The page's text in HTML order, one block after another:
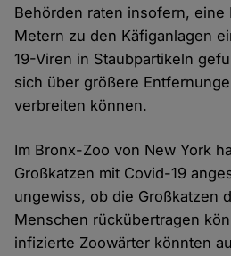
Behörden raten insofern, eine
Metern zu den Käfiganlagen
19-Viren in Staubpartikeln
sich über größere
verbreiten können.
Im Bronx-Zoo von New York
Großkatzen mit Covid-19
ungewiss, ob die Großkatzen
Menschen rückübertragen
infizierte Zoowärter könnten